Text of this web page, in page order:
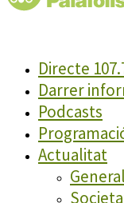
Directe
Darrer
Podcasts
Actualitat
General